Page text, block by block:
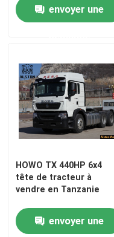
envoyer une
HOWO TX 440HP 6x4
tête de tracteur à
vendre en Tanzanie
envoyer une